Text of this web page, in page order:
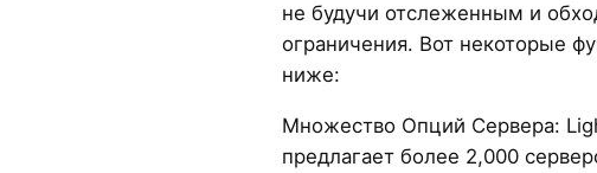
не будучи отслеженным и
ограничения. Вот некоторые
ниже:
Множество Опций Сервера:
предлагает более 2,000